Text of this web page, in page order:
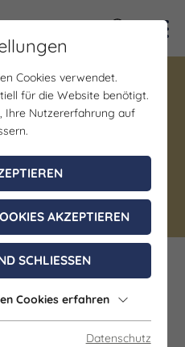
Hake
OT Roßbach
| Flammkuchen
das sind
mit einer
und einer tiefen
Cookies verwendet.
für die Website benötigt.
Ihre Nutzererfahrung auf
AKZEPTIEREN
SCHLIESSEN
Cookies erfahren
Datenschutz